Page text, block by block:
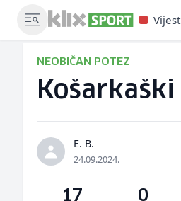
NEOBIČAN POTEZ
E. B.
24.09.2024.
17 0